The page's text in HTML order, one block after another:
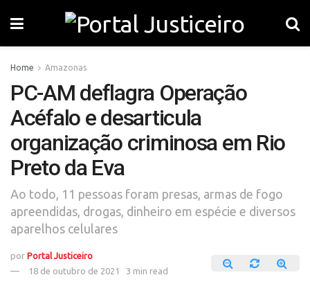
Home Amazonas
PC-AM deflagra Operação
Acéfalo e desarticula
organização criminosa em Rio
Preto da Eva
Ao todo, 11 pessoas foram presas, armas de fogo
apreendidas, drogas, dinheiro em espécie e diversos
aparelhos celulares
por Portal Justiceiro
18 de outubro de 2021
3 min read